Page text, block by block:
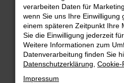
Beim Laden ist ein Fehler
Hier sind ein paar Tipps, die
Überprüfe deine
Internetverbindung.
Laden andere Webseiten,
Suchmaschine?
verarbeiten Daten für
wenn Sie uns Ihre Einwilligung
einem späteren Zeitpunkt Ihre
Sie die Einwilligung jederzeit
Weitere Informationen zum
Datenverarbeitung finden Sie
Datenschutzerklärung Cookie-
Impressum